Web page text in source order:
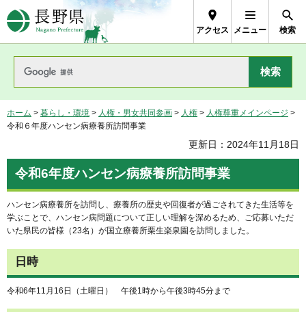
長野県Nagano Prefecture
アクセス メニュー 検索
ホーム > 暮らし・環境 > 人権・男女共同参画 > 人権 > 人権尊重メインページ >
令和６年度ハンセン病療養所訪問事業
更新日：2024年11月18日
令和6年度ハンセン病療養所訪問事業
ハンセン病療養所を訪問し、療養所の歴史や回復者が過ごされてきた生活等を
学ぶことで、ハンセン病問題について正しい理解を深めるため、ご応募いただ
いた県民の皆様（23名）が国立療養所栗生楽泉園を訪問しました。
日時
令和6年11月16日（土曜日） 午後1時から午後3時45分まで